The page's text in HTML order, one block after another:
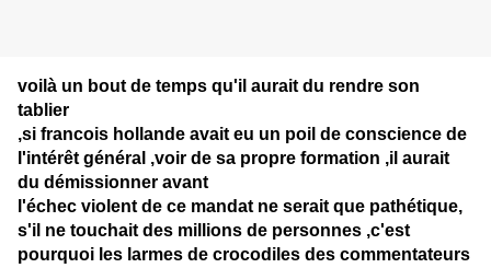
voilà un bout de temps qu'il aurait du rendre son
tablier
,si francois hollande avait eu un poil de conscience de
l'intérêt général ,voir de sa propre formation ,il aurait
du démissionner avant
l'échec violent de ce mandat ne serait que pathétique,
s'il ne touchait des millions de personnes ,c'est
pourquoi les larmes de crocodiles des commentateurs